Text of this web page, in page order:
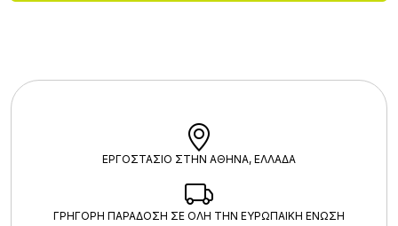
ΕΡΓΟΣΤΑΣΙΟ ΣΤΗΝ ΑΘΗΝΑ, ΕΛΛΑΔΑ
ΓΡΗΓΟΡΗ ΠΑΡΑΔΟΣΗ ΣΕ ΟΛΗ ΤΗΝ ΕΥΡΩΠΑΙΚΗ ΕΝΩΣΗ